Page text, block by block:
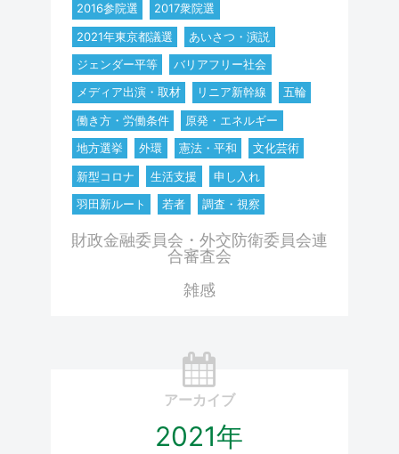
2016参院選
2017衆院選
2021年東京都議選
あいさつ・演説
ジェンダー平等
バリアフリー社会
メディア出演・取材
リニア新幹線
五輪
働き方・労働条件
原発・エネルギー
地方選挙
外環 憲法・平和
文化芸術
新型コロナ
生活支援
申し入れ
羽田新ルート
若者 調査・視察
財政金融委員会・外交防衛委員会連
合審査会
雑感
アーカイブ
2021年